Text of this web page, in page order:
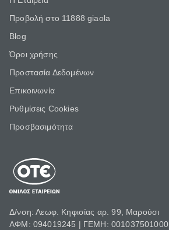
Προβολή στο 11888 giaola
Blog
Όροι χρήσης
Προστασία Δεδομένων
Επικοινωνία
Ρυθμίσεις Cookies
Προσβασιμότητα
Δ/νση: Λεωφ. Κηφισίας αρ. 99, Μαρούσι
ΑΦΜ: 094019245 | ΓΕΜΗ: 001037501000